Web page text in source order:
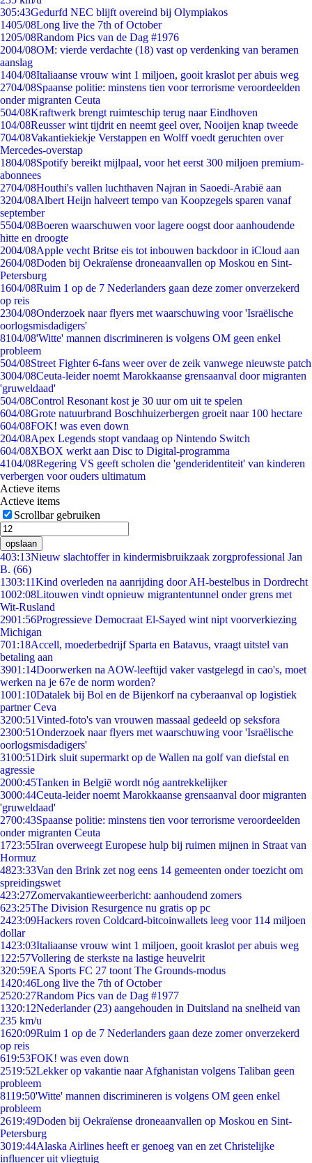
305:43Gedurfd NEC blijft overeind bij Olympiakos
1405/08Long live the 7th of October
1205/08Random Pics van de Dag #1976
2004/08OM: vierde verdachte (18) vast op verdenking van beramen
aanslag
1404/08Italiaanse vrouw wint 1 miljoen, gooit kraslot per abuis weg
2704/08Spaanse politie: minstens tien voor terrorisme veroordeelden
onder migranten Ceuta
504/08Kraftwerk brengt ruimteschip terug naar Eindhoven
104/08Reusser wint tijdrit en neemt geel over, Nooijen knap tweede
704/08Vakantiekiekje Verstappen en Wolff voedt geruchten over
Mercedes-overstap
1804/08Spotify bereikt mijlpaal, voor het eerst 300 miljoen premium-
abonnees
2704/08Houthi's vallen luchthaven Najran in Saoedi-Arabië aan
3204/08Albert Heijn halveert tempo van Koopzegels sparen vanaf
september
5504/08Boeren waarschuwen voor lagere oogst door aanhoudende
hitte en droogte
2004/08Apple vecht Britse eis tot inbouwen backdoor in iCloud aan
2604/08Doden bij Oekraïense droneaanvallen op Moskou en Sint-
Petersburg
1604/08Ruim 1 op de 7 Nederlanders gaan deze zomer onverzekerd
op reis
2304/08Onderzoek naar flyers met waarschuwing voor 'Israëlische
oorlogsmisdadigers'
8104/08'Witte' mannen discrimineren is volgens OM geen enkel
probleem
504/08Street Fighter 6-fans weer over de zeik vanwege nieuwste patch
3004/08Ceuta-leider noemt Marokkaanse grensaanval door migranten
'gruweldaad'
504/08Control Resonant kost je 30 uur om uit te spelen
604/08Grote natuurbrand Boschhuizerbergen groeit naar 100 hectare
604/08FOK! was even down
204/08Apex Legends stopt vandaag op Nintendo Switch
604/08XBOX werkt aan Disc to Digital-programma
4104/08Regering VS geeft scholen die 'genderidentiteit' van kinderen
verbergen voor ouders ultimatum
Actieve items
Actieve items
Scrollbar gebruiken
opslaan
403:13Nieuw slachtoffer in kindermisbruikzaak zorgprofessional Jan
B. (66)
1303:11Kind overleden na aanrijding door AH-bestelbus in Dordrecht
1002:08Litouwen vindt opnieuw migrantentunnel onder grens met
Wit-Rusland
2901:56Progressieve Democraat El-Sayed wint nipt voorverkiezing
Michigan
701:18Accell, moederbedrijf Sparta en Batavus, vraagt uitstel van
betaling aan
3901:14Doorwerken na AOW-leeftijd vaker vastgelegd in cao's, moet
werken na je 67e de norm worden?
1001:10Datalek bij Bol en de Bijenkorf na cyberaanval op logistiek
partner Ceva
3200:51Vinted-foto's van vrouwen massaal gedeeld op seksfora
2300:51Onderzoek naar flyers met waarschuwing voor 'Israëlische
oorlogsmisdadigers'
3100:51Dirk sluit supermarkt op de Wallen na golf van diefstal en
agressie
2000:45Tanken in België wordt nóg aantrekkelijker
3000:44Ceuta-leider noemt Marokkaanse grensaanval door migranten
'gruweldaad'
2700:43Spaanse politie: minstens tien voor terrorisme veroordeelden
onder migranten Ceuta
1723:55Iran overweegt Europese hulp bij ruimen mijnen in Straat van
Hormuz
4823:33Van den Brink zet nog eens 14 gemeenten onder toezicht om
spreidingswet
423:27Zomervakantieweerbericht: aanhoudend zomers
623:25The Division Resurgence nu gratis op pc
2423:09Hackers roven Coldcard-bitcoinwallets leeg voor 114 miljoen
dollar
1423:03Italiaanse vrouw wint 1 miljoen, gooit kraslot per abuis weg
1 22:57Vollering de sterkste na lastige heuvelrit
320:59EA Sports FC 27 toont The Grounds-modus
1420:46Long live the 7th of October
2520:27Random Pics van de Dag #1977
1320:12Nederlander (23) aangehouden in Duitsland na snelheid van
235 km/u
1620:09Ruim 1 op de 7 Nederlanders gaan deze zomer onverzekerd
op reis
619:53FOK! was even down
2519:52Lekker op vakantie naar Afghanistan volgens Taliban geen
probleem
8119:50'Witte' mannen discrimineren is volgens OM geen enkel
probleem
2619:49Doden bij Oekraïense droneaanvallen op Moskou en Sint-
Petersburg
3019:44Alaska Airlines heeft er genoeg van en zet Christelijke
influencer uit vliegtuig